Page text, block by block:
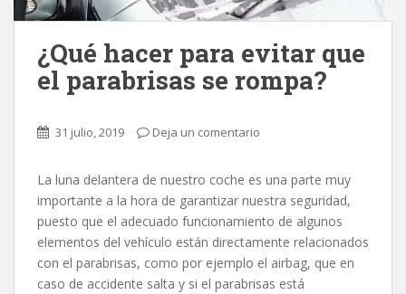
¿Qué hacer para evitar que
el parabrisas se rompa?
31 julio, 2019 Deja un comentario
La luna delantera de nuestro coche es una parte muy
importante a la hora de garantizar nuestra seguridad,
puesto que el adecuado funcionamiento de algunos
elementos del vehículo están directamente relacionados
con el parabrisas, como por ejemplo el airbag, que en
caso de accidente salta y si el parabrisas está